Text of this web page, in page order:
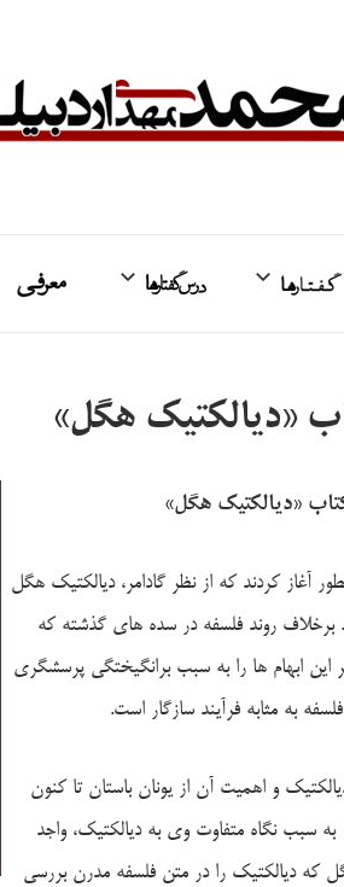
گفتارها درس‌گفتارها
«دیالکتیک هگل»
«دیالکتیک هگل»
آغاز کردند که از نظر گادامر، دیالکتیک هگل
برخلاف روند فلسفه در سده های گذشته که
این ابهام ها را به سبب برانگیختگی پرسشگری
به مثابه فرآیند سازگار است.
و اهمیت آن از یونان باستان تا کنون
به سبب نگاه متفاوت وی به دیالکتیک، واجد
دیالکتیک را در متن فلسفه مدرن بررسی